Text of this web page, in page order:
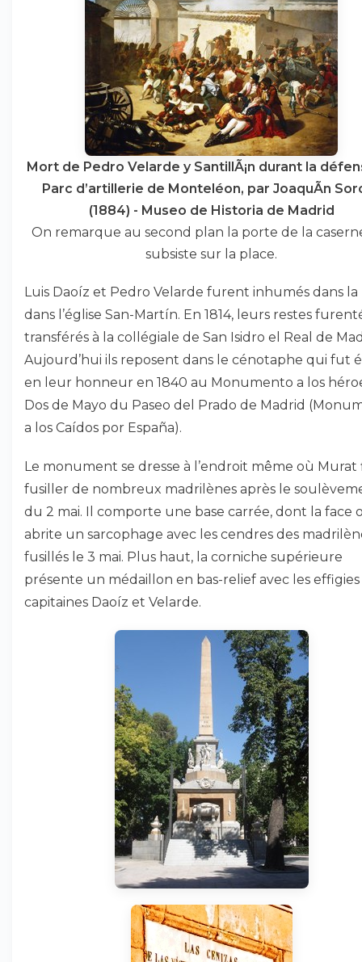
Mort de Pedro Velarde y SantillÃ¡n durant la
Parc d’artillerie de Monteléon, par JoaquÃ­n
(1884) - Museo de Historia de Madrid
On remarque au second plan la porte de la
subsiste sur la place.
Luis Daoíz et Pedro Velarde furent inhumés dans
dans l’église San-Martín. En 1814, leurs restes
transférés à la collégiale de San Isidro el Real de
Aujourd’hui ils reposent dans le cénotaphe qui fut
en leur honneur en 1840 au Monumento a los
Dos de Mayo du Paseo del Prado de Madrid
a los Caídos por España).
Le monument se dresse à l’endroit même où Murat
fusiller de nombreux madrilènes après le
du 2 mai. Il comporte une base carrée, dont la face
abrite un sarcophage avec les cendres des
fusillés le 3 mai. Plus haut, la corniche supérieure
présente un médaillon en bas-relief avec les effigies
capitaines Daoíz et Velarde.